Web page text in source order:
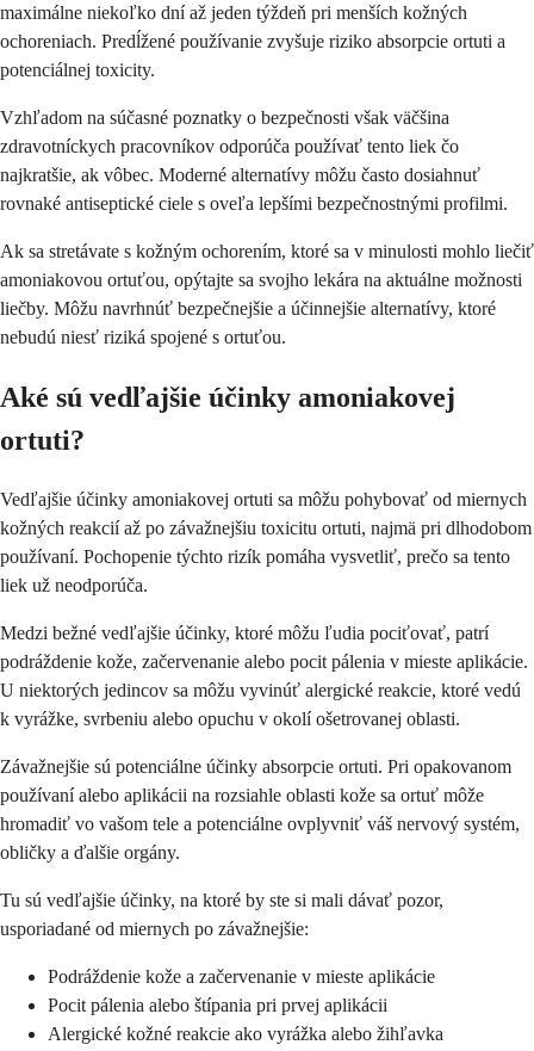
maximálne niekoľko dní až jeden týždeň pri menších kožných
ochoreniach. Predĺžené používanie zvyšuje riziko absorpcie ortuti a
potenciálnej toxicity.
Vzhľadom na súčasné poznatky o bezpečnosti však väčšina
zdravotníckych pracovníkov odporúča používať tento liek čo
najkratšie, ak vôbec. Moderné alternatívy môžu často dosiahnuť
rovnaké antiseptické ciele s oveľa lepšími bezpečnostnými profilmi.
Ak sa stretávate s kožným ochorením, ktoré sa v minulosti mohlo liečiť
amoniakovou ortuťou, opýtajte sa svojho lekára na aktuálne možnosti
liečby. Môžu navrhnúť bezpečnejšie a účinnejšie alternatívy, ktoré
nebudú niesť riziká spojené s ortuťou.
Aké sú vedľajšie účinky amoniakovej
ortuti?
Vedľajšie účinky amoniakovej ortuti sa môžu pohybovať od miernych
kožných reakcií až po závažnejšiu toxicitu ortuti, najmä pri dlhodobom
používaní. Pochopenie týchto rizík pomáha vysvetliť, prečo sa tento
liek už neodporúča.
Medzi bežné vedľajšie účinky, ktoré môžu ľudia pociťovať, patrí
podráždenie kože, začervenanie alebo pocit pálenia v mieste aplikácie.
U niektorých jedincov sa môžu vyvinúť alergické reakcie, ktoré vedú
k vyrážke, svrbeniu alebo opuchu v okolí ošetrovanej oblasti.
Závažnejšie sú potenciálne účinky absorpcie ortuti. Pri opakovanom
používaní alebo aplikácii na rozsiahle oblasti kože sa ortuť môže
hromadiť vo vašom tele a potenciálne ovplyvniť váš nervový systém,
obličky a ďalšie orgány.
Tu sú vedľajšie účinky, na ktoré by ste si mali dávať pozor,
usporiadané od miernych po závažnejšie:
Podráždenie kože a začervenanie v mieste aplikácie
Pocit pálenia alebo štípania pri prvej aplikácii
Alergické kožné reakcie ako vyrážka alebo žihľavka